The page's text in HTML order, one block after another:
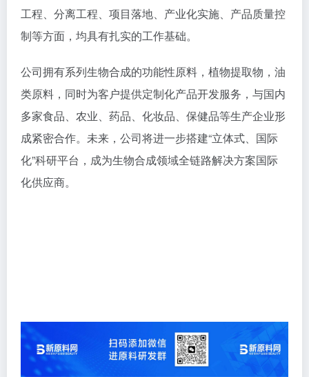
工程、分离工程、项目落地、产业化实施、产品质量控
制等方面，均具有扎实的工作基础。
公司拥有系列生物合成的功能性原料，植物提取物，油
类原料，同时为客户提供定制化产品开发服务，与国内
多家食品、农业、药品、化妆品、保健品等生产企业形
成紧密合作。未来，公司将进一步搭建“立体式、国际
化”科研平台，成为生物合成领域全链路解决方案国际
化供应商。